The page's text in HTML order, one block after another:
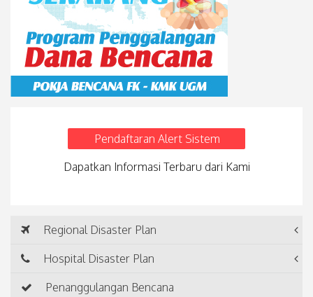
Pendaftaran Alert Sistem
Dapatkan Informasi Terbaru dari Kami
Regional Disaster Plan
Hospital Disaster Plan
Penanggulangan Bencana